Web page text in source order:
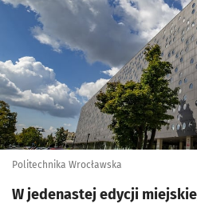
Politechnika Wrocławska
W jedenastej edycji